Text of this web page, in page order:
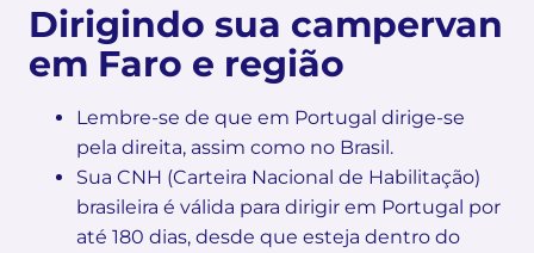
Dirigindo sua campervan
em Faro e região
Lembre-se de que em Portugal dirige-se
pela direita, assim como no Brasil.
Sua CNH (Carteira Nacional de Habilitação)
brasileira é válida para dirigir em Portugal por
até 180 dias, desde que esteja dentro do